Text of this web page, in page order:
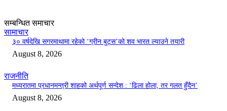
सम्बन्धित समाचार
सामाचार
३० वर्षदेखि सगरमाथामा रहेको ‘ग्रीन बुट्स’को शव भारत ल्याउने तयारी
August 8, 2026
राजनीति
मध्यरातमा प्रधानमन्त्री शाहको अर्थपूर्ण सन्देश : ‘ढिला होला, तर गलत हुँदैन’
August 8, 2026